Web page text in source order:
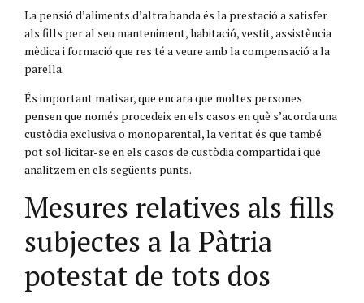
La pensió d’aliments d’altra banda és la prestació a satisfer
als fills per al seu manteniment, habitació, vestit, assistència
mèdica i formació que res té a veure amb la compensació a la
parella.
És important matisar, que encara que moltes persones
pensen que només procedeix en els casos en què s’acorda una
custòdia exclusiva o monoparental, la veritat és que també
pot sol·licitar-se en els casos de custòdia compartida i que
analitzem en els següents punts.
Mesures relatives als fills
subjectes a la Pàtria
potestat de tots dos